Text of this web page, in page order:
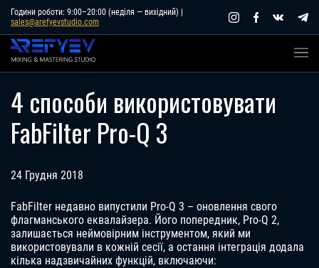
Skip
content
Години роботи: 9:00–20:00 (неділя — вихідний) |
sales@arefyevstudio.com
4 способи використовувати
FabFilter Pro-Q 3
24 Грудня 2018
FabFilter недавно випустили Pro-Q 3 – оновлення свого
флагманського еквалайзера. Його попередник, Pro-Q 2,
залишається неймовірним інструментом, який ми
використовували в кожній сесії, а остання інтеграція додала
кілька надзвичайних функцій, включаючи: